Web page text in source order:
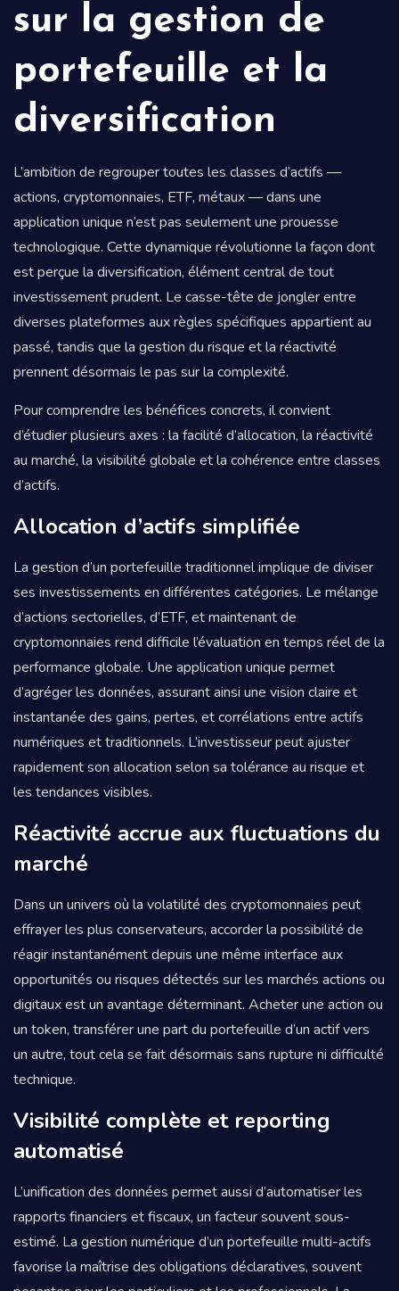
sur la gestion de
portefeuille et la
diversification
L’ambition de regrouper toutes les classes d’actifs —
actions, cryptomonnaies, ETF, métaux — dans une
application unique n’est pas seulement une prouesse
technologique. Cette dynamique révolutionne la façon dont
est perçue la diversification, élément central de tout
investissement prudent. Le casse-tête de jongler entre
diverses plateformes aux règles spécifiques appartient au
passé, tandis que la gestion du risque et la réactivité
prennent désormais le pas sur la complexité.
Pour comprendre les bénéfices concrets, il convient
d’étudier plusieurs axes : la facilité d’allocation, la réactivité
au marché, la visibilité globale et la cohérence entre classes
d’actifs.
Allocation d’actifs simplifiée
La gestion d’un portefeuille traditionnel implique de diviser
ses investissements en différentes catégories. Le mélange
d’actions sectorielles, d’ETF, et maintenant de
cryptomonnaies rend difficile l’évaluation en temps réel de la
performance globale. Une application unique permet
d’agréger les données, assurant ainsi une vision claire et
instantanée des gains, pertes, et corrélations entre actifs
numériques et traditionnels. L’investisseur peut ajuster
rapidement son allocation selon sa tolérance au risque et
les tendances visibles.
Réactivité accrue aux fluctuations du
marché
Dans un univers où la volatilité des cryptomonnaies peut
effrayer les plus conservateurs, accorder la possibilité de
réagir instantanément depuis une même interface aux
opportunités ou risques détectés sur les marchés actions ou
digitaux est un avantage déterminant. Acheter une action ou
un token, transférer une part du portefeuille d’un actif vers
un autre, tout cela se fait désormais sans rupture ni difficulté
technique.
Visibilité complète et reporting
automatisé
L’unification des données permet aussi d’automatiser les
rapports financiers et fiscaux, un facteur souvent sous-
estimé. La gestion numérique d’un portefeuille multi-actifs
favorise la maîtrise des obligations déclaratives, souvent